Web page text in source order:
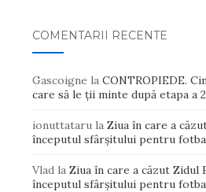
COMENTARII RECENTE
Gascoigne la CONTROPIEDE.
care să le ții minte după etapa a
ionuttatarula Ziua în care a
începutul sfârșitului pentru
Vladla Ziua în care a căzut Zidul
începutul sfârșitului pentru